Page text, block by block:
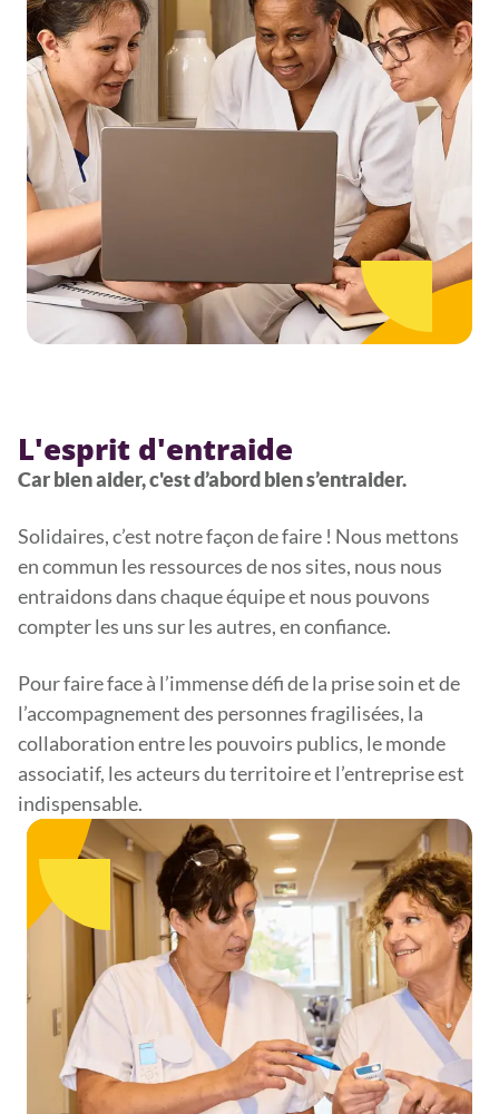
L'esprit d'entraide
Car bien aider, c'est d’abord bien s’entraider.
Solidaires, c’est notre façon de faire ! Nous mettons
en commun les ressources de nos sites, nous nous
entraidons dans chaque équipe et nous pouvons
compter les uns sur les autres, en confiance.
Pour faire face à l’immense défi de la prise soin et de
l’accompagnement des personnes fragilisées, la
collaboration entre les pouvoirs publics, le monde
associatif, les acteurs du territoire et l’entreprise est
indispensable.